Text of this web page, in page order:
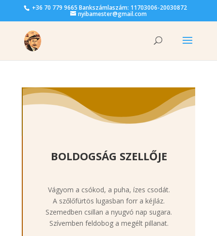
+36 70 779 9665 Bankszámlaszám: 11703006-20030872
nyibamester@gmail.com
BOLDOGSÁG SZELLŐJE
Vágyom a csókod, a puha, ízes csodát.
A szőlőfürtös lugasban forr a kéjláz.
Szemedben csillan a nyugvó nap sugara.
Szívemben feldobog a megélt pillanat.